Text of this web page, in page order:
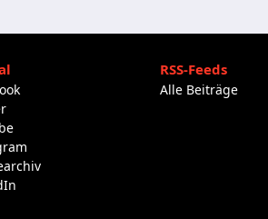
RSS-Feeds
Alle Beiträge